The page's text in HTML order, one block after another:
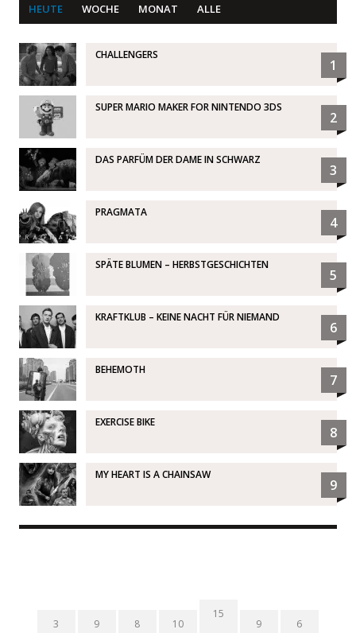
HEUTE WOCHE MONAT ALLE
CHALLENGERS
1
SUPER MARIO MAKER FOR NINTENDO 3DS
2
DAS PARFÜM DER DAME IN SCHWARZ
3
PRAGMATA
4
SPÄTE BLUMEN – HERBSTGESCHICHTEN
5
KRAFTKLUB – KEINE NACHT FÜR NIEMAND
6
BEHEMOTH
7
EXERCISE BIKE
8
MY HEART IS A CHAINSAW
9
3
9
8
10
15
9
6